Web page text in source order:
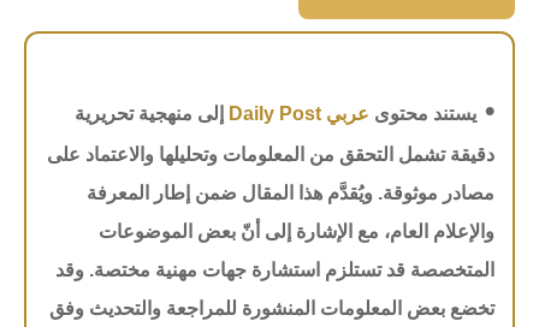
• يستند محتوى عربي Daily Post
إلى منهجية تحريرية
دقيقة تشمل التحقق من المعلومات وتحليلها والاعتماد على
مصادر موثوقة. ويُقدَّم هذا المقال ضمن إطار المعرفة
والإعلام العام، مع الإشارة إلى أنّ بعض الموضوعات
المتخصصة قد تستلزم استشارة جهات مهنية مختصة. وقد
تخضع بعض المعلومات المنشورة للمراجعة والتحديث وفق